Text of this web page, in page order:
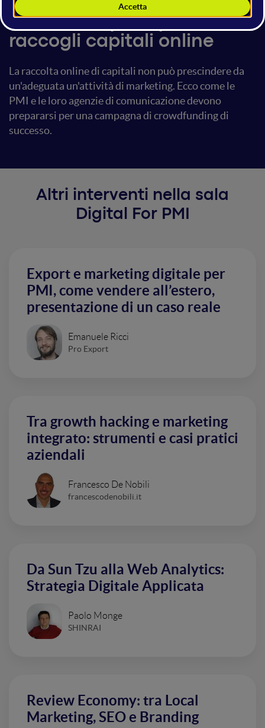
Comunica (bene) e
raccogli capitali online
La raccolta online di capitali non può prescindere da
un'adeguata un'attività di marketing. Ecco come le
PMI e le loro agenzie di comunicazione devono
prepararsi per una campagna di crowdfunding di
successo.
Altri interventi nella sala
Digital For PMI
Export e marketing digitale per
PMI, come vendere all’estero,
presentazione di un caso reale
Emanuele Ricci
Pro Export
Tra growth hacking e marketing
integrato: strumenti e casi pratici
aziendali
Francesco De Nobili
francescodenobili.it
Da Sun Tzu alla Web Analytics:
Strategia Digitale Applicata
Paolo Monge
SHINRAI
Review Economy: tra Local
Marketing, SEO e Branding